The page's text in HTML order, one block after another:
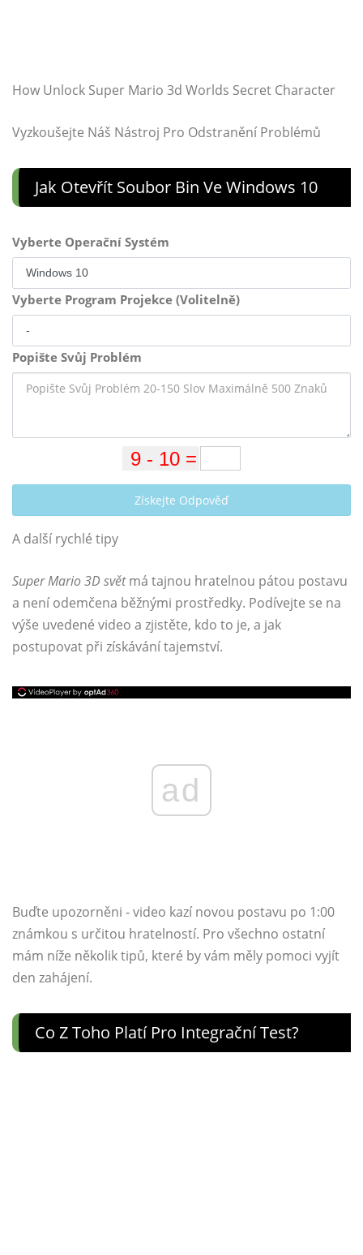
How Unlock Super Mario 3d Worlds Secret Character
Vyzkoušejte Náš Nástroj Pro Odstranění Problémů
Jak Otevřít Soubor Bin Ve Windows 10
Vyberte Operační Systém
Vyberte Program Projekce (Volitelně)
Popište Svůj Problém
Získejte Odpověď
A další rychlé tipy
Super Mario 3D světmá tajnou hratelnou pátou postavu
a není odemčena běžnými prostředky. Podívejte se na
výše uvedené video a zjistěte, kdo to je, a jak
postupovat při získávání tajemství.
ad
Buďte upozorněni - video kazí novou postavu po 1:00
známkou s určitou hratelností. Pro všechno ostatní
mám níže několik tipů, které by vám měly pomoci vyjít
den zahájení.
Co Z Toho Platí Pro Integrační Test?